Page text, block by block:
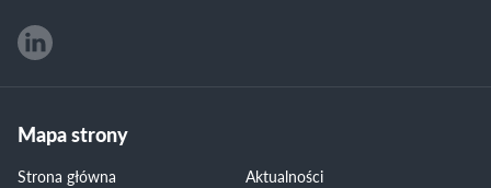
Mapa strony
Strona główna
Aktualności